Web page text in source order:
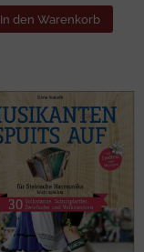
In den Warenkorb